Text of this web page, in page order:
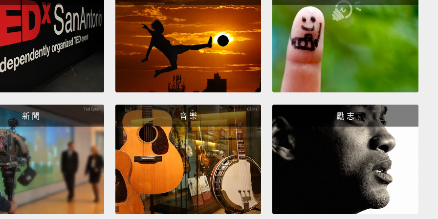
以上就是如何帶寶寶上超市買菜。
Attention, shoppers. There's definitely a cleanup on aisle
three. Really sorry about that. I...I think we should... We'll
just...we'll just get...we'll just get going there.
不好意思，大家注意一下。第三條走道需要有人幫忙清理一
離開好了。
新 聞 音 樂 勵 志